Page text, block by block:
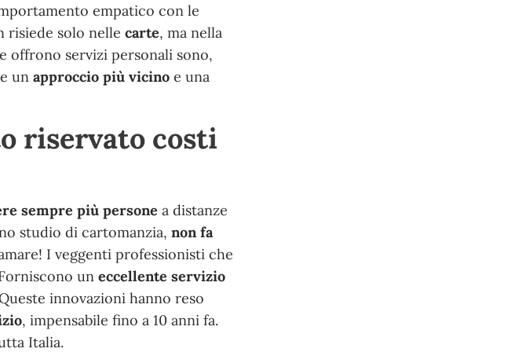
empatico con le
risiede solo nellecarte, ma nella
offrono servizi personali sono,
unapproccio più vicino e una
riservato costi
sempre più persone a distanze
studio di cartomanzia,non fa
I veggenti professionisti che
uneccellente servizio
innovazioni hanno reso
, impensabile fino a 10 anni fa.
Italia.